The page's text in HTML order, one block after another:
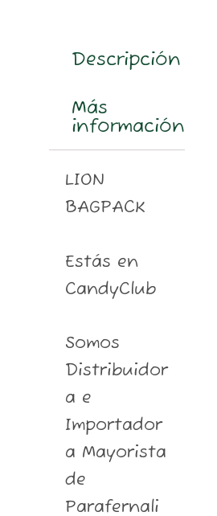
Descripción
Más
información
LION
BAGPACK
Estás en
CandyClub
Somos
Distribuidor
a e
Importador
a Mayorista
de
Parafernali